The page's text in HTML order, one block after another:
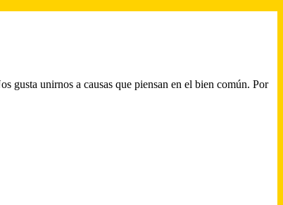
unirnos a causas que piensan en el bien común. Por